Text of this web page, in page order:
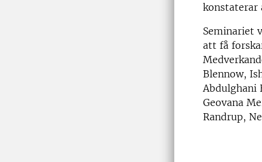
konstaterar
Seminariet
att få
Blennow,
Abdulghani
Geovana
Randrup,